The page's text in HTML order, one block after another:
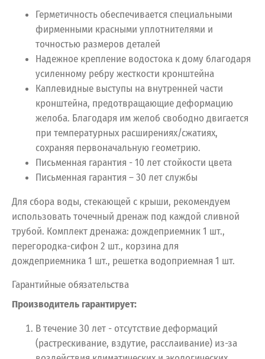
Герметичность обеспечивается специальными
фирменными красными уплотнителями и
точностью размеров деталей
Надежное крепление водостока к дому благодаря
усиленному ребру жесткости кронштейна
Каплевидные выступы на внутренней части
кронштейна, предотвращающие деформацию
желоба. Благодаря им желоб свободно двигается
при температурных расширениях/сжатиях,
сохраняя первоначальную геометрию.
Письменная гарантия - 10 лет стойкости цвета
Письменная гарантия – 30 лет службы
Для сбора воды, стекающей с крыши, рекомендуем
использовать точечный дренаж под каждой сливной
трубой. Комплект дренажа: дождеприемник 1 шт.,
перегородка-сифон 2 шт., корзина для
дождеприемника 1 шт., решетка водоприемная 1 шт.
Гарантийные обязательства
Производитель гарантирует:
В течение 30 лет - отсутствие деформаций
(растрескивание, вздутие, расслаивание) из-за